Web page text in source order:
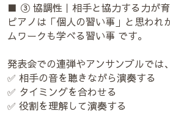
■ ③ 協調性｜相手と協力する力が
ピアノは「個人の習い事」と思われ
ムワークも学べる習い事 です。
発表会での連弾やアンサンブルでは、
✅ 相手の音を聴きながら演奏する
✅ タイミングを合わせる
✅ 役割を理解して演奏する